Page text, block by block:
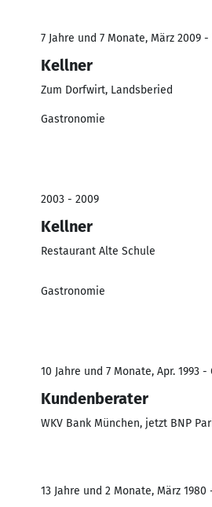
7 Jahre und 7 Monate, März 2009 -
Kellner
Zum Dorfwirt, Landsberied
Gastronomie
2003 - 2009
Kellner
Restaurant Alte Schule
Gastronomie
10 Jahre und 7 Monate, Apr. 1993 -
Kundenberater
WKV Bank München, jetzt BNP
13 Jahre und 2 Monate, März 1980